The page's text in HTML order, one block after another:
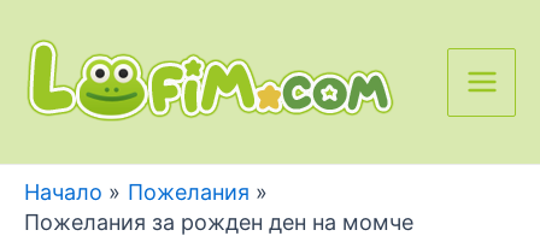
content
Main
Начало
Пожелания
Пожелания за рожден ден на момче